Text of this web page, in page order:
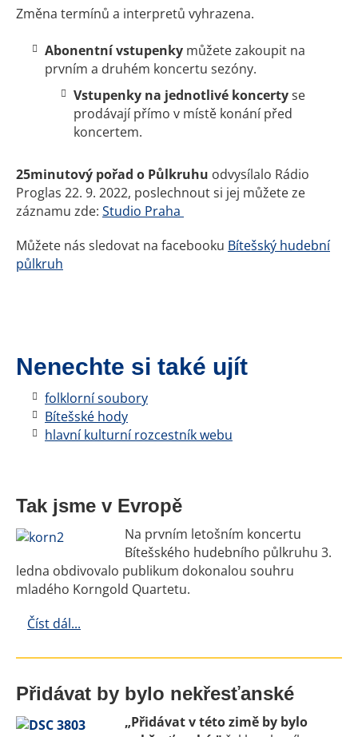
Změna termínů a interpretů vyhrazena.
Abonentní vstupenky můžete zakoupit na
prvním a druhém koncertu sezóny.
Vstupenky na jednotlivé koncertyse
prodávají přímo v místě konání před
koncertem.
25minutový pořad o Půlkruhu odvysílalo Rádio
Proglas 22. 9. 2022, poslechnout si jej můžete ze
záznamu zde: Studio Praha
Můžete nás sledovat na facebooku Bítešský hudební
půlkruh
Nenechte si také ujít
folklorní soubory
Bítešské hody
hlavní kulturní rozcestník webu
Tak jsme v Evropě
Na prvním letošním koncertu
Bítešského hudebního půlkruhu 3.
ledna obdivovalo publikum dokonalou souhru
mladého Korngold Quartetu.
Číst dál...
Přidávat by bylo nekřesťanské
„Přidávat v této zimě by bylo